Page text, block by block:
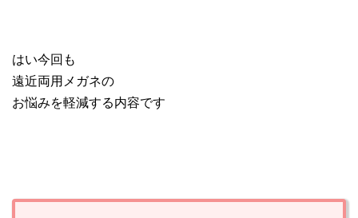
はい今回も
遠近両用メガネの
お悩みを軽減する内容です